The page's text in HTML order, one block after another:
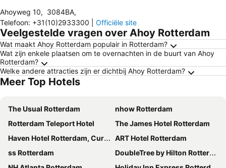
Ahoyweg 10, 3084BA,
Telefoon: +31(10)2933300 Officiële site
Veelgestelde vragen over Ahoy Rotterdam
Wat maakt Ahoy Rotterdam populair in Rotterdam?
Wat zijn enkele plaatsen om te overnachten in de buurt van Ahoy
Rotterdam?
Welke andere attracties zijn er dichtbij Ahoy Rotterdam?
Meer Top Hotels
The Usual Rotterdam
nhow Rotterdam
Rotterdam Teleport Hotel
The James Hotel Rotterdam
Haven Hotel Rotterdam, Curio Collection by Hilton
ART Hotel Rotterdam
ss Rotterdam
DoubleTree by Hilton Rotterdam Centre